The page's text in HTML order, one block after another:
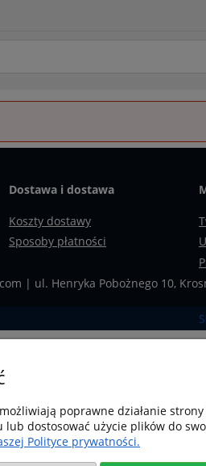
Dostawa i dostawa
Koszty dostawy
Sposoby płatności
| ul. Henryka Pobożnego 10,
poprawne działanie
dostosować użycie plików do
Polityce prywatności.